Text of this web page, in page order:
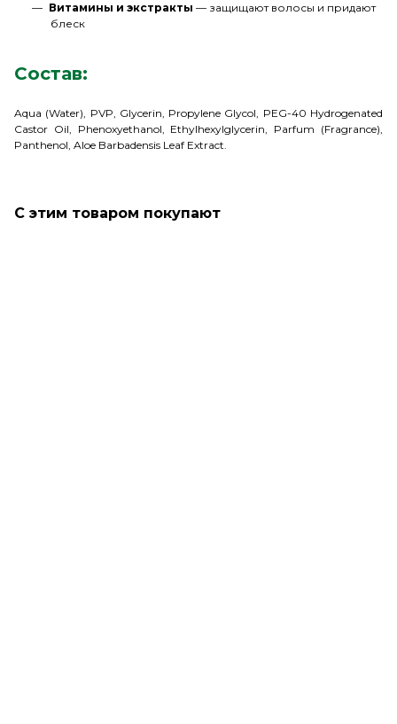
Витамины и экстракты — защищают волосы и придают
блеск
Состав:
Aqua (Water), PVP, Glycerin, Propylene Glycol, PEG-40 Hydrogenated
Castor Oil, Phenoxyethanol, Ethylhexylglycerin, Parfum (Fragrance),
Panthenol, Aloe Barbadensis Leaf Extract.
С этим товаром покупают